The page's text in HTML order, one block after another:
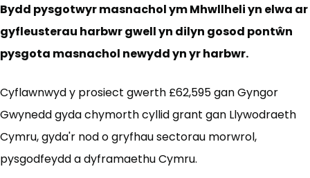
Bydd pysgotwyr masnachol ym Mhwllheli yn elwa ar
gyfleusterau harbwr gwell yn dilyn gosod pontŵn
pysgota masnachol newydd yn yr harbwr.
Cyflawnwyd y prosiect gwerth £62,595 gan Gyngor
Gwynedd gyda chymorth cyllid grant gan Llywodraeth
Cymru, gyda'r nod o gryfhau sectorau morwrol,
pysgodfeydd a dyframaethu Cymru.